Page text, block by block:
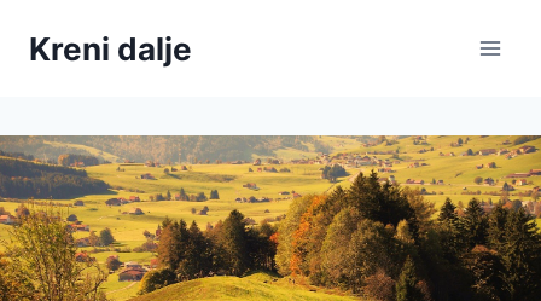
Kreni dalje